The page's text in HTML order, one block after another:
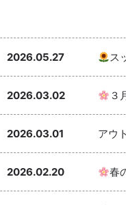
2026.05.27 ス
2026.03.02 ３
2026.03.01 アウ
2026.02.20 春